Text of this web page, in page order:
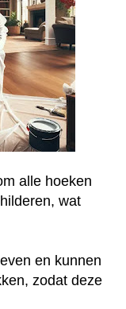
alle hoeken
wat
en kunnen
zodat deze